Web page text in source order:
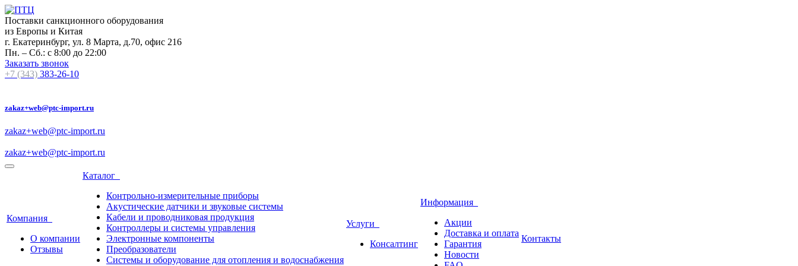
Поставки санкционного оборудования
из Европы и Китая
г. Екатеринбург, ул. 8 Марта, д.70, офис 216
Пн. – Сб.: с 8:00 до 22:00
Заказать звонок
+7 (343) 383-26-10
zakaz+web@ptc-import.ru
zakaz+web@ptc-import.ru
zakaz+web@ptc-import.ru
Компания
О компании
Отзывы
Каталог
Контрольно-измерительные приборы
Акустические датчики и звуковые системы
Кабели и проводниковая продукция
Контроллеры и системы управления
Электронные компоненты
Преобразователи
Системы и оборудование для отопления и водоснабжения
Услуги
Консалтинг
Информация
Акции
Доставка и оплата
Гарантия
Новости
Контакты